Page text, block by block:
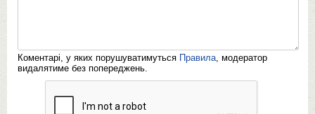
Коментарі, у яких порушуватимуться Правила, модератор
видалятиме без попереджень.